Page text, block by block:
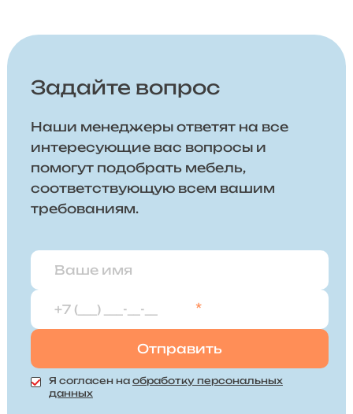
Задайте вопрос
Наши менеджеры ответят на все
интересующие вас вопросы и
помогут подобрать мебель,
соответствующую всем вашим
требованиям.
*
Я согласен на обработку персональных
данных